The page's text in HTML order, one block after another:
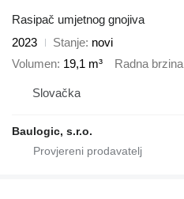
Rasipač umjetnog gnojiva
2023
Stanje novi
Volumen 19,1 m³ Radna brzina
Slovačka
Baulogic, s.r.o.